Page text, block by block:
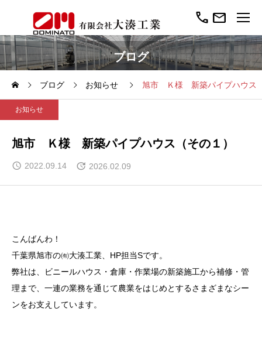
call mail
ブログ
ブログ お知らせ 旭市 Ｋ様 新築パイプハウス
お知らせ
旭市 Ｋ様 新築パイプハウス（その１）
2022.09.14 2026.02.09
こんばんわ！
千葉県旭市の㈲大湊工業、HP担当Sです。
弊社は、ビニールハウス・倉庫・作業場の新築施工から補修・管
理まで、一連の業務を通じて農業をはじめとするさまざまなシー
ンをお支えしています。